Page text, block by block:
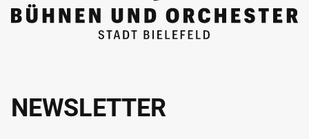
NEWSLETTER